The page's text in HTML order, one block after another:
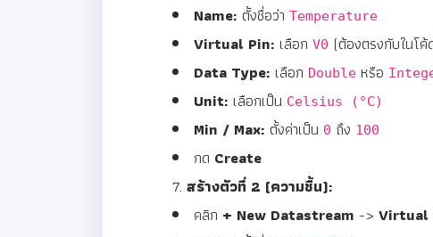
Name: ตั้งชื่อว่า Temperature
Virtual Pin: เลือก V0 (ต้องตรงกับในโค้
Data Type: เลือก Double หรือ
Unit: เลือกเป็น Celsius (°C)
Min / Max: ตั้งค่าเป็น 0 ถึง 100
กด Create
สร้างตัวที่ 2 (ความชื้น):
คลิก + New Datastream -> Virtual